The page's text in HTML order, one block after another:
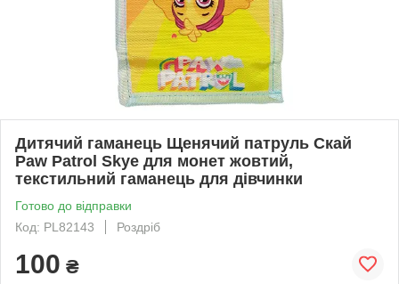
Дитячий гаманець Щенячий патруль Скай
Paw Patrol Skye для монет жовтий,
текстильний гаманець для дівчинки
Готово до відправки
Код: PL82143
Роздріб
100 ₴